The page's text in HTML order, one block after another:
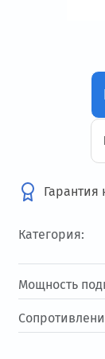
Гарантия
Категория:
Мощность